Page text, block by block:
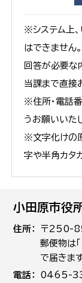
※システム上
はできません。
回答が必要な
当課まで直接
※住所・電話
うお願いいた
※文字化けの
字や半角カタ
小田原市役
住所
〒250-
郵便物は
で届きます
電話
0465-33-